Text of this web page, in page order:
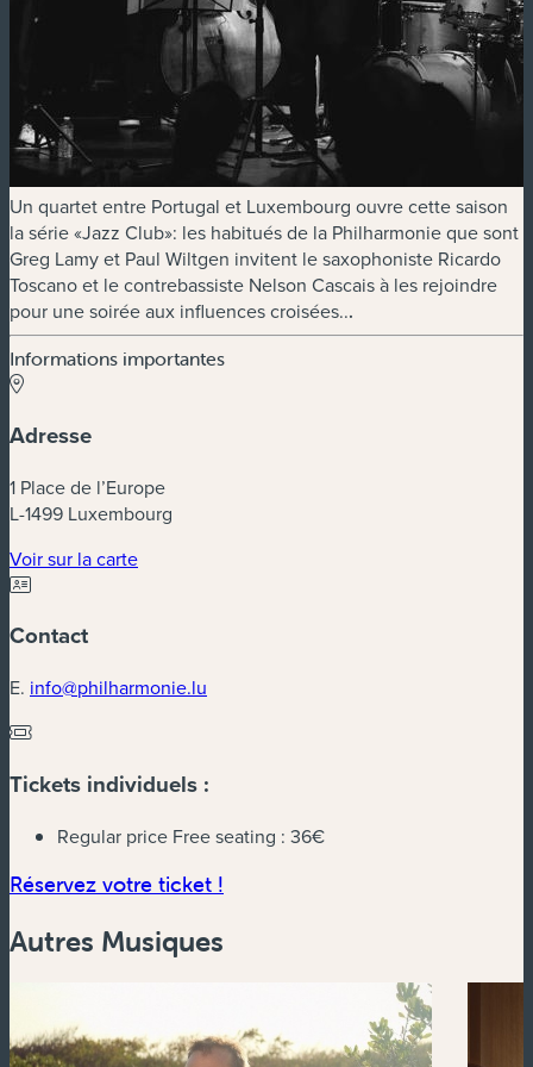
Un quartet entre Portugal et Luxembourg ouvre cette saison
la série «Jazz Club»: les habitués de la Philharmonie que sont
Greg Lamy et Paul Wiltgen invitent le saxophoniste Ricardo
Toscano et le contrebassiste Nelson Cascais à les rejoindre
pour une soirée aux influences croisées...
Informations importantes
Adresse
1 Place de l’Europe
L-1499 Luxembourg
Voir sur la carte(nouvelle fenêtre)
Contact
E. info@philharmonie.lu
Tickets individuels :
Regular price Free seating : 36€
Réservez votre ticket !
Autres Musiques